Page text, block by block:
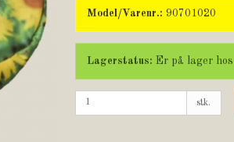
Model/Varenr.: 90701020
Lagerstatus: Er på lager
stk.